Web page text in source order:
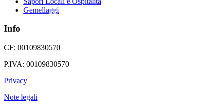
Gemellaggi
Info
CF: 00109830570
P.IVA: 00109830570
Privacy
Note legali